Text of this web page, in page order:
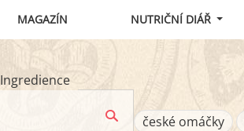
MAGAZÍN NUTRIČNÍ DIÁŘ
Ingredience
české omáčky